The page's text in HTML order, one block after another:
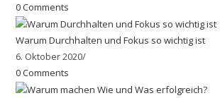
0 Comments
Warum Durchhalten und Fokus so wichtig ist
6. Oktober 2020/
0 Comments